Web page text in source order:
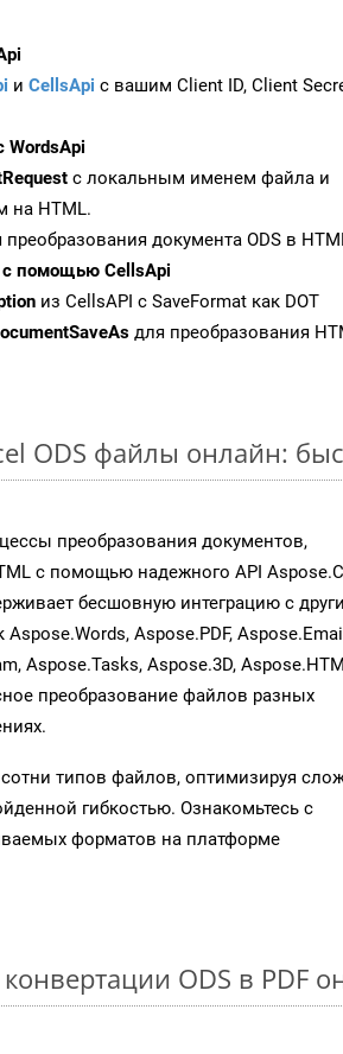
и CellsApi с вашим Client ID, Client
WordsApi
с локальным именем файла и
на HTML.
документа ODS в
с помощью CellsApi
из CellsAPI с SaveFormat как DOT
для преобразования
ODS файлы онлайн:
преобразования документов,
с помощью надежного API
бесшовную интеграцию с
Aspose.PDF,
Aspose.Tasks, Aspose.3D,
преобразование файлов разных
типов файлов, оптимизируя
гибкостью. Ознакомьтесь с
форматов на платформе
ODS в PDF